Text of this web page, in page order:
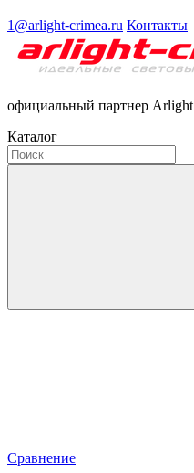
1@arlight-crimea.ru Контакты
официальный партнер Arlight
Каталог
Сравнение